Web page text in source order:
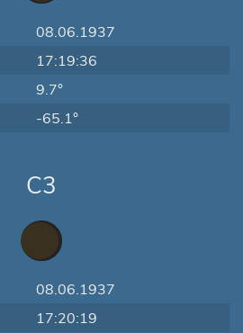
08.06.1937
17:19:36
9.7°
-65.1°
C3
08.06.1937
17:20:19